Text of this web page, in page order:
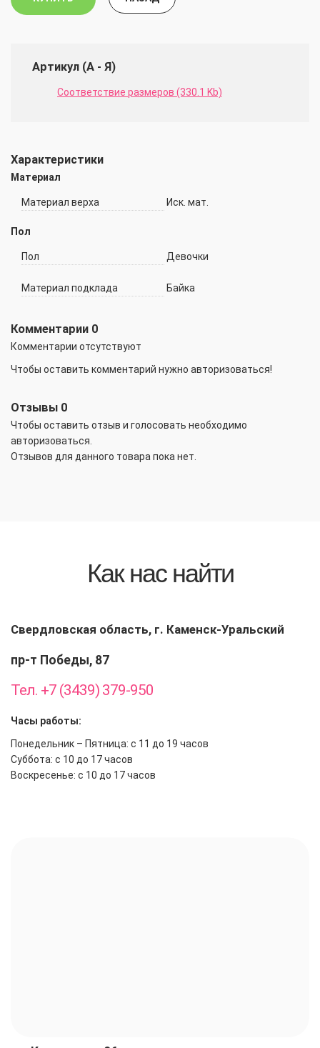
Артикул (А - Я)
Соответствие размеров (330.1 Kb)
Характеристики
Материал
Материал верха Иск. мат.
Пол
Пол Девочки
Материал подклада Байка
Комментарии 0
Комментарии отсутствуют
Чтобы оставить комментарий нужно авторизоваться!
Отзывы 0
Чтобы оcтавить отзыв и голосовать необходимо
авторизоваться.
Отзывов для данного товара пока нет.
Как нас найти
Свердловская область, г. Каменск-Уральский
пр-т Победы, 87
Тел. +7 (3439) 379-950
Часы работы:
Понедельник – Пятница: с 11 до 19 часов
Суббота: с 10 до 17 часов
Воскресенье: с 10 до 17 часов